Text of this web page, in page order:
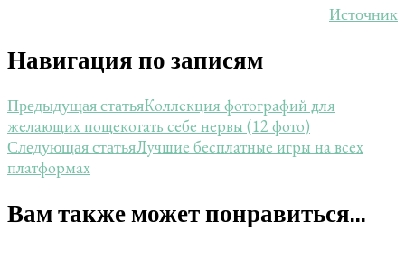
Источник
Навигация по записям
Предыдущая статьяКоллекция фотографий для
желающих пощекотать себе нервы (12 фото)
Следующая статьяЛучшие бесплатные игры на всех
платформах
Вам также может понравиться...